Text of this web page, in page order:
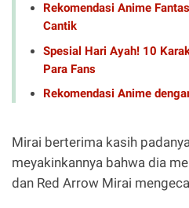
Rekomendasi Anime
Cantik
Spesial Hari Ayah! 10
Para Fans
Rekomendasi Anime
Mirai berterima kasih
meyakinkannya bahwa dia
dan Red Arrow Mirai